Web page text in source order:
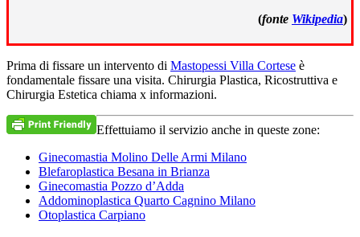
(fonte Wikipedia)
Prima di fissare un intervento di Mastopessi Villa Cortese è
fondamentale fissare una visita. Chirurgia Plastica, Ricostruttiva e
Chirurgia Estetica chiama x informazioni.
Effettuiamo il servizio anche in queste zone:
Ginecomastia Molino Delle Armi Milano
Blefaroplastica Besana in Brianza
Ginecomastia Pozzo d’Adda
Addominoplastica Quarto Cagnino Milano
Otoplastica Carpiano